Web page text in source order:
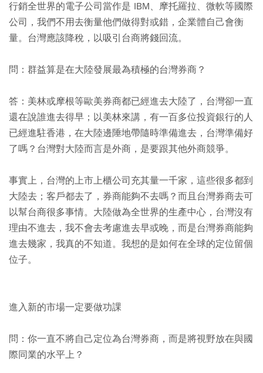
行銷全世界的電子公司當作是 IBM、摩托羅拉、微軟等國際
公司，我們不用去衡量他們做得對或錯，企業體自己會衡
量。台灣應該降稅，以吸引台商將錢回流。
問：群益算是在大陸發展最為積極的台灣券商？
答：美林或摩根等歐美券商都已經進去大陸了，台灣卻一直
還在說誰進去得早；以美林來講，有一百多位投資銀行的人
已經進駐香港，在大陸邊陲地帶隨時準備進去，台灣準備好
了嗎？台灣對大陸而言是外商，是要跟其他外商競爭。
事實上，台灣的上市上櫃公司充其量一千家，這些很多都到
大陸去；客戶都去了，券商能夠不去嗎？而且台灣券商去可
以幫台商很多事情。大陸做為全世界的生產中心，台灣沒有
理由不進去，我不會去考慮進去早或晚，而是台灣券商能夠
進去幾家，我真的不知道。我想的是如何在全球的定位留個
位子。
進入新的市場一定要做功課
問：你一直不將自己定位為台灣券商，而是將視野放在與國
際同業的水平上？